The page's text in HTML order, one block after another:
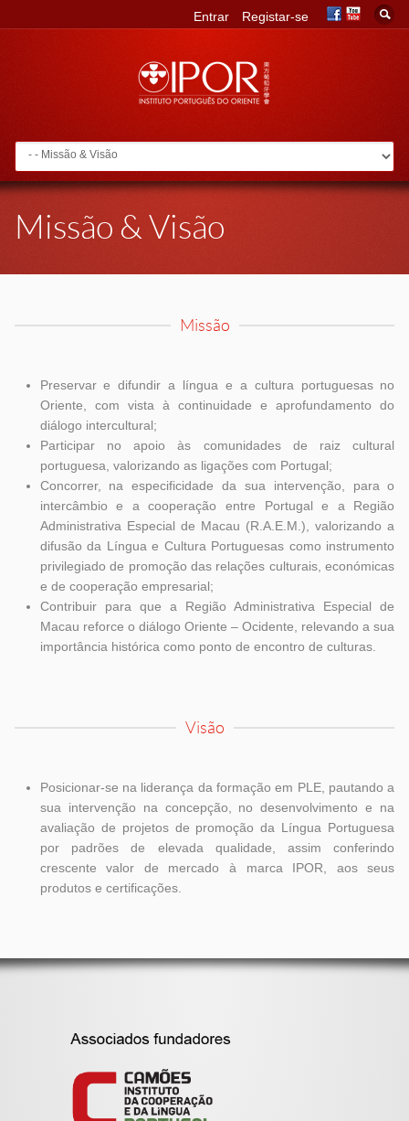
Go to:
Entrar Registar-se
Missão & Visão
Missão
Preservar e difundir a língua e a cultura portuguesas no
Oriente, com vista à continuidade e aprofundamento do
diálogo intercultural;
Participar no apoio às comunidades de raiz cultural
portuguesa, valorizando as ligações com Portugal;
Concorrer, na especificidade da sua intervenção, para o
intercâmbio e a cooperação entre Portugal e a Região
Administrativa Especial de Macau (R.A.E.M.), valorizando a
difusão da Língua e Cultura Portuguesas como instrumento
privilegiado de promoção das relações culturais, económicas
e de cooperação empresarial;
Contribuir para que a Região Administrativa Especial de
Macau reforce o diálogo Oriente – Ocidente, relevando a sua
importância histórica como ponto de encontro de culturas.
Visão
Posicionar-se na liderança da formação em PLE, pautando a
sua intervenção na concepção, no desenvolvimento e na
avaliação de projetos de promoção da Língua Portuguesa
por padrões de elevada qualidade, assim conferindo
crescente valor de mercado à marca IPOR, aos seus
produtos e certificações.